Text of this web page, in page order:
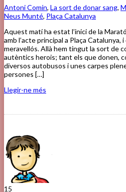
Antoni Comín, La sort de donar sang,
Neus Munté, Plaça Catalunya
Aquest matí ha estat l’inici de la
amb l’acte principal a Plaça Catalunya,
meravellós. Allà hem tingut la sort de
autèntics herois; tant els que donen,
diversos autobusos i unes carpes
persones […]
Llegir-ne més
15